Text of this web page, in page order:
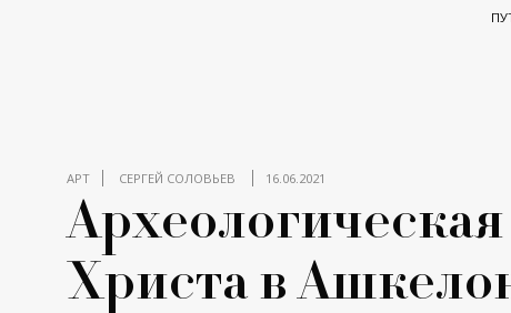
АРТ СЕРГЕЙ СОЛОВЬЕВ 16.06.2021
Христа в